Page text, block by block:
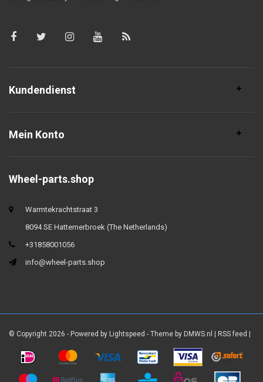
Kundendienst
Mein Konto
Wheel-parts.shop
Warmtekrachtstraat 3
8094 SE Hattemerbroek (The Netherlands)
+31858001056
info@wheel-parts.shop
© Copyright 2026 - Powered by Lightspeed - Theme by DMWS.nl RSS feed